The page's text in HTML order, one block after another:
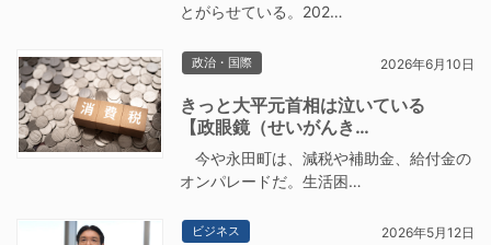
とがらせている。202…
政治・国際 2026年6月10日
きっと大平元首相は泣いている
【政眼鏡（せいがんき…
今や永田町は、減税や補助金、給付金の
オンパレードだ。生活困…
ビジネス 2026年5月12日